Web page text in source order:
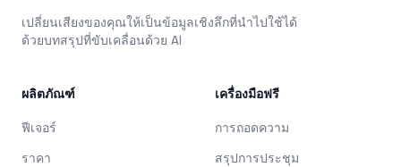
เปลี่ยนเสียงของคุณให้เป็นข้อมูลเชิงลึกที่นำไปใช้ได้
ด้วยบทสรุปที่ขับเคลื่อนด้วย AI
ผลิตภัณฑ์
ฟีเจอร์
ราคา
เครื่องมือฟรี
การถอดความ
สรุปการประชุม